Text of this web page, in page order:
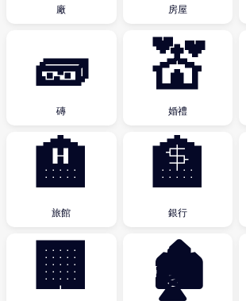
廠 房屋
🧱
磚
💒
婚禮
🏨
旅館
🏦
銀行
🏢 🏚